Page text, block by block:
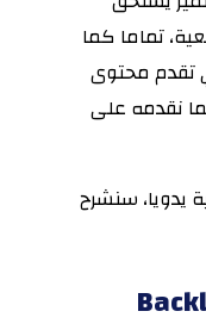
تماما كما
تقدم محتوى
نقدمه على
يدويا، سنشرح